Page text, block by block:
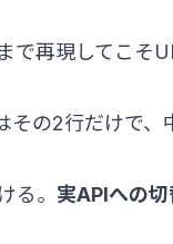
まで再現してこそUI
その2行だけで、
る。 実APIへの切